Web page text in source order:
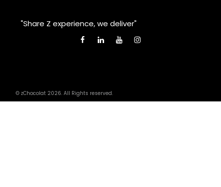
"Share Z experience, we deliver"
© zChocolat 2026. All Rights reserved.